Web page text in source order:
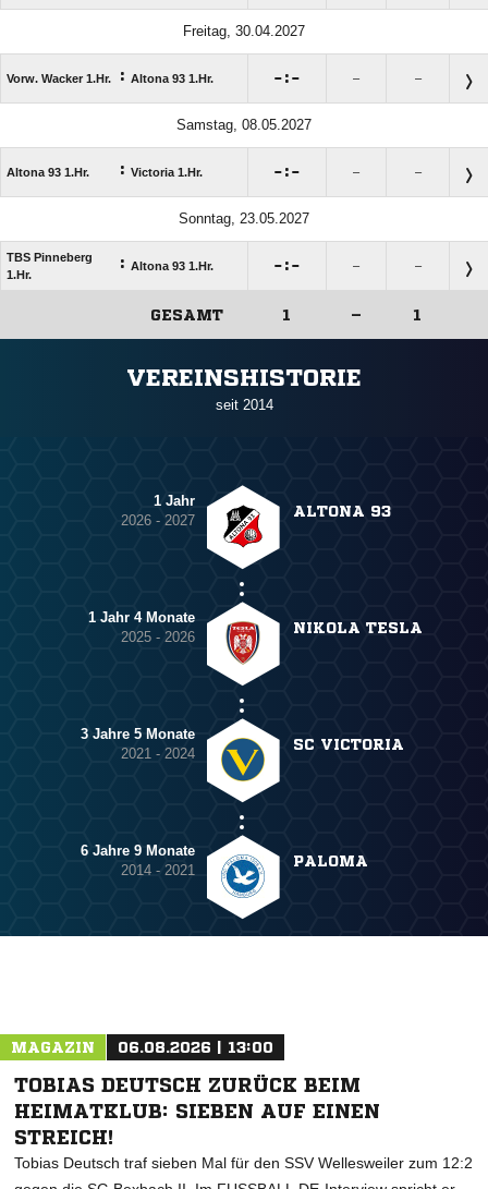
Freitag, 30.04.2027
Vorw. Wacker 1.Hr. : Altona 93 1.Hr. : – –
Samstag, 08.05.2027
Altona 93 1.Hr. : Victoria 1.Hr. : – –
Sonntag, 23.05.2027
TBS Pinneberg
1.Hr.
: Altona 93 1.Hr. : – –
GESAMT 1 – 1
VEREINSHISTORIE
seit 2014
1 Jahr
2026 - 2027
ALTONA 93
1 Jahr 4 Monate
2025 - 2026
NIKOLA TESLA
3 Jahre 5 Monate
2021 - 2024
SC VICTORIA
6 Jahre 9 Monate
2014 - 2021
PALOMA
MAGAZIN 06.08.2026 | 13:00
TOBIAS DEUTSCH ZURÜCK BEIM
HEIMATKLUB: SIEBEN AUF EINEN
STREICH!
Tobias Deutsch traf sieben Mal für den SSV Wellesweiler zum 12:2